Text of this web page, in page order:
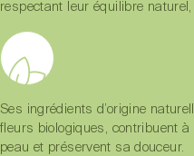
respectant leur équilibre
Ses ingrédients d’origine
fleurs biologiques, contribuent
peau et préservent sa douceur.